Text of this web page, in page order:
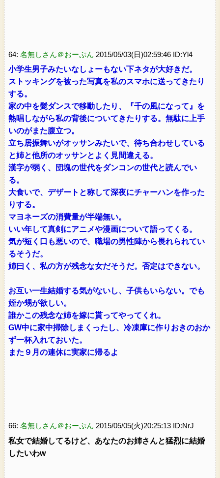
64: 名無しさん＠おーぷん 2015/05/03(日)02:59:46 ID:Yl4
小学生男子みたいなしょーもない下ネタが大好きだ。
ストッキングを被った写真を私のスマホに送ってきたり
する。
家の中を髭ダンスで移動したり、『千の風になって』を
熱唱しながら私の背後についてきたりする。無駄に上手
いのがまた腹立つ。
立ち居振舞いがオッサンみたいで、待ち合わせしている
と姉と他所のオッサンとよく見間違える。
漢字が弱く、団塊の世代をダンコンの世代と読んでい
る。
大食いで、デザートと称して深夜にチャーハンを作った
りする。
マヨネーズの消費量が半端無い。
いい年して真剣にアニメや漫画について語ってくる。
気が短く口も悪いので、職場の男性陣から畏れられてい
るそうだ。
姉曰く、私の方が残念な女だそうだ。否定はできない。
お互い一生結婚する気がないし、子供もいらない。でも
姪か甥が欲しい。
誰かこの残念な姉を嫁に貰ってやってくれ。
GW中に家中掃除しまくったし、冷凍庫に作りおきのおか
ず一杯入れておいた。
また９月の連休に実家に帰るよ
66: 名無しさん＠おーぷん 2015/05/05(火)20:25:13 ID:NrJ
私女で結婚してるけど、あなたのお姉さんと猛烈に結婚
したいわw